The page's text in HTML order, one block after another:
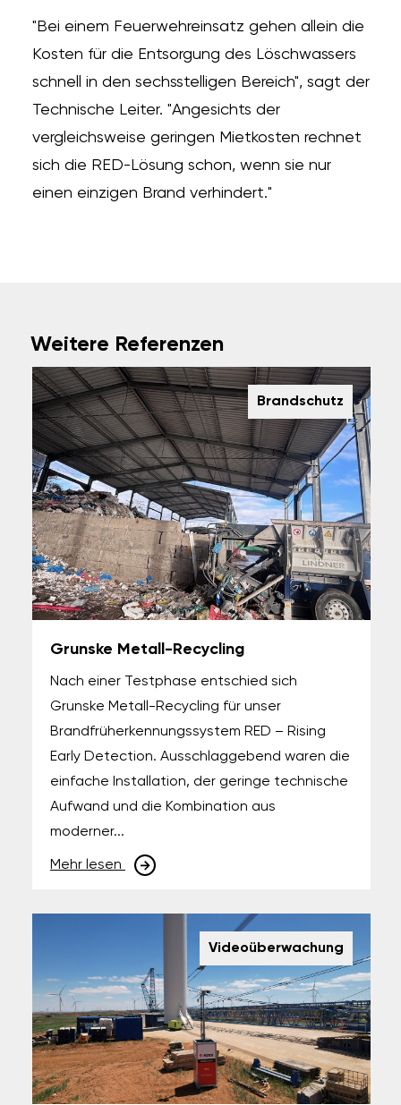
"Bei einem Feuerwehreinsatz gehen allein die
Kosten für die Entsorgung des Löschwassers
schnell in den sechsstelligen Bereich", sagt der
Technische Leiter. "Angesichts der
vergleichsweise geringen Mietkosten rechnet
sich die RED-Lösung schon, wenn sie nur
einen einzigen Brand verhindert."
Weitere Referenzen
Brandschutz
Grunske Metall-Recycling
Nach einer Testphase entschied sich
Grunske Metall-Recycling für unser
Brandfrüherkennungssystem RED – Rising
Early Detection. Ausschlaggebend waren die
einfache Installation, der geringe technische
Aufwand und die Kombination aus
moderner...
Mehr lesen
Videoüberwachung